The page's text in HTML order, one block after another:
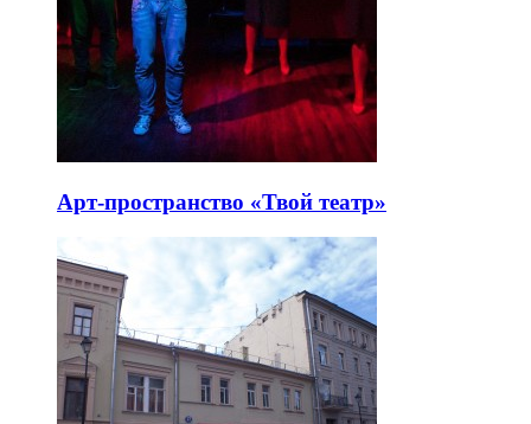
Арт-пространство «Твой театр»